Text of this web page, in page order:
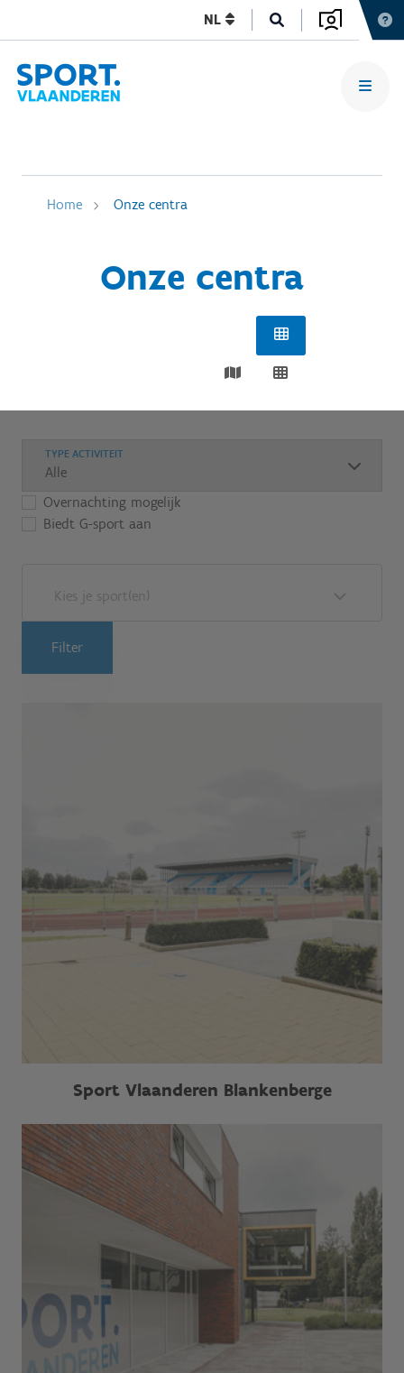
NL
Home Onze centra
Onze centra
TYPE ACTIVITEIT
Overnachting mogelijk
Biedt G-sport aan
Kies je sport(en)
Filter
Sport Vlaanderen Blankenberge